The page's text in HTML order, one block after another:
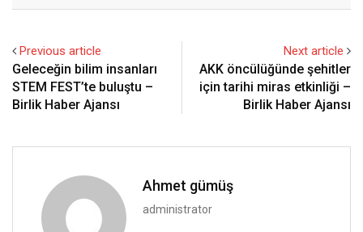
Previous article
Geleceğin bilim insanları
STEM FEST’te buluştu –
Birlik Haber Ajansı
Next article
AKK öncülüğünde şehitler
için tarihi miras etkinliği –
Birlik Haber Ajansı
Ahmet gümüş
administrator